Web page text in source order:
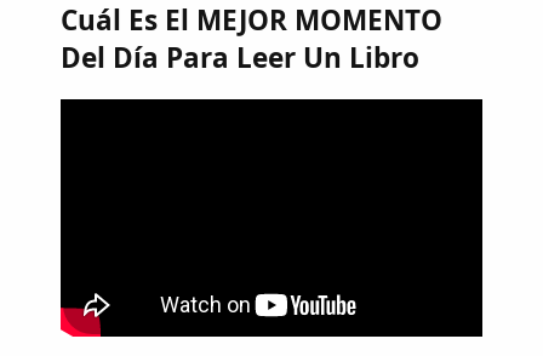
Cuál Es El MEJOR MOMENTO
Del Día Para Leer Un Libro